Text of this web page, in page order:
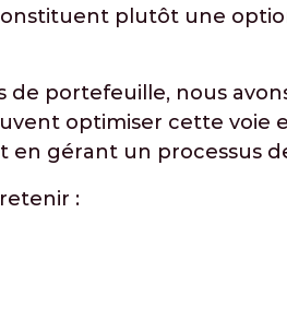
plutôt une
de portefeuille, nous
optimiser cette voie
en gérant un processus
: